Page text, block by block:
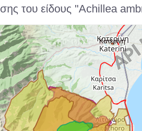
του είδους "Achillea
Κατερίνη